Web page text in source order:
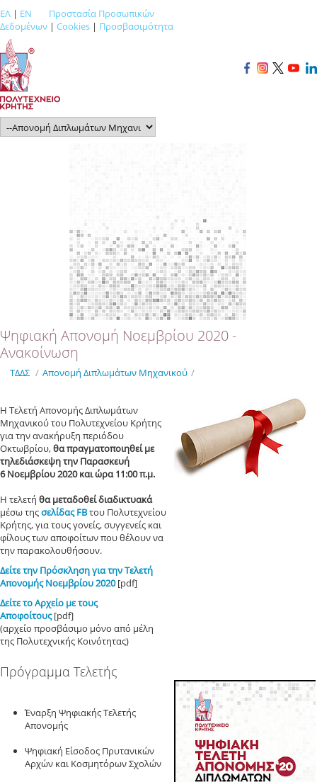
ΕΛ | EN
Προστασία Προσωπικών
Δεδομένων | Cookies | Προσβασιμότητα
Ψηφιακή Απονομή Νοεμβρίου 2020 -
Ανακοίνωση
ΤΔΔΣ / Απονομή Διπλωμάτων Mηχανικού /
Η Τελετή Απονομής Διπλωμάτων
Μηχανικού του Πολυτεχνείου Κρήτης
για την ανακήρυξη περιόδου
Οκτωβρίου,θα πραγματοποιηθεί με
τηλεδιάσκεψη την Παρασκευή
6 Νοεμβρίου 2020 και ώρα 11:00 π.μ.
Η τελετή θα μεταδοθεί διαδικτυακά
μέσω τηςσελίδας FBτου Πολυτεχνείου
Κρήτης, για τους γονείς, συγγενείς και
φίλους των αποφοίτων που θέλουν να
την παρακολουθήσουν.
Δείτε την Πρόσκληση για την Τελετή
Απονομής Νοεμβρίου 2020[pdf]
Δείτε το Αρχείο με τους
Αποφοίτους[pdf]
(αρχείο προσβάσιμο μόνο από μέλη
της Πολυτεχνικής Κοινότητας)
Πρόγραμμα Τελετής
Έναρξη Ψηφιακής Τελετής
Απονομής
Ψηφιακή Είσοδος Πρυτανικών
Αρχών και Κοσμητόρων Σχολών